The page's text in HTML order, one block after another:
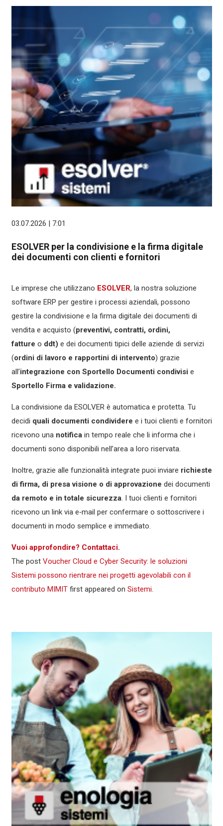
03.07.2026 | 7:01
ESOLVER per la condivisione e la firma digitale
dei documenti con clienti e fornitori
Le imprese che utilizzano ESOLVER, la nostra soluzione
software ERP per gestire i processi aziendali, possono
gestire la condivisione e la firma digitale dei documenti di
vendita e acquisto (preventivi, contratti, ordini,
fatture o ddt) e dei documenti tipici delle aziende di servizi
(ordini di lavoro e rapportini di intervento) grazie
all’integrazione con Sportello Documenti condivisi e
Sportello Firma e validazione.
La condivisione da ESOLVER è automatica e protetta. Tu
decidi quali documenti condividere e i tuoi clienti e fornitori
ricevono una notificain tempo reale che li informa che i
documenti sono disponibili nell’area a loro riservata.
Inoltre, grazie alle funzionalità integrate puoi inviare richieste
di firma, di presa visione o di approvazione dei documenti
da remoto e in totale sicurezza. I tuoi clienti e fornitori
ricevono un link via e‑mail per confermare o sottoscrivere i
documenti in modo semplice e immediato.
Vuoi approfondire? Contattaci.
The post Voucher Cloud e Cyber Security: le soluzioni
Sistemi possono rientrare nei progetti agevolabili con il
contributo MIMITfirst appeared on Sistemi